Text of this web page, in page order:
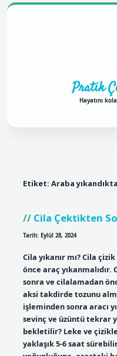
Pratik
Hayatını
Etiket: Araba
Cila Çektikten
Tarih: Eylül 28, 2024
Cila yıkanır mı? Cila
önce araç
sonra ve cilalamadan
aksi takdirde tozunu
işleminden sonra aracı
sevinç ve üzüntü tekrar
bekletilir? Leke ve
yaklaşık 5-6 saat